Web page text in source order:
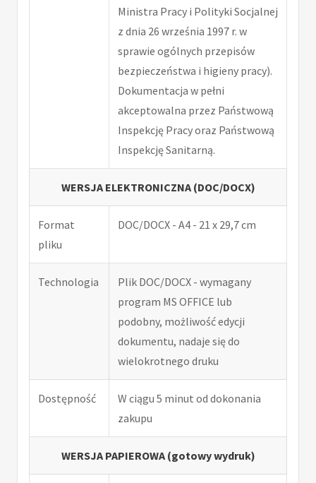
Ministra Pracy i Polityki Socjalnej
z dnia 26 września 1997 r. w
sprawie ogólnych przepisów
bezpieczeństwa i higieny pracy).
Dokumentacja w pełni
akceptowalna przez Państwową
Inspekcję Pracy oraz Państwową
Inspekcję Sanitarną.
WERSJA ELEKTRONICZNA (DOC/DOCX)
Format
pliku
DOC/DOCX - A4 - 21 x 29,7 cm
Technologia
Plik DOC/DOCX - wymagany
program MS OFFICE lub
podobny, możliwość edycji
dokumentu, nadaje się do
wielokrotnego druku
Dostępność
W ciągu 5 minut od dokonania
zakupu
WERSJA PAPIEROWA (gotowy wydruk)